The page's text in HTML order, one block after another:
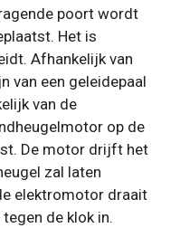
poort wordt
Het is
Afhankelijk van
van een geleidepaal
van de
op de
De motor drijft het
zal laten
elektromotor draait
de klok in.